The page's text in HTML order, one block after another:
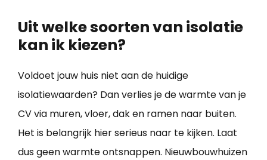
Uit welke soorten van isolatie
kan ik kiezen?
Voldoet jouw huis niet aan de huidige
isolatiewaarden? Dan verlies je de warmte van je
CV via muren, vloer, dak en ramen naar buiten.
Het is belangrijk hier serieus naar te kijken. Laat
dus geen warmte ontsnappen. Nieuwbouwhuizen